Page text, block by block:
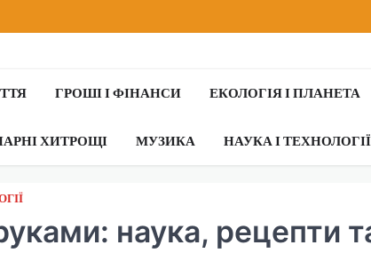
ГРОШІ І ФІНАНСИ ЕКОЛОГІЯ І ПЛАНЕТА
ХИТРОЩІ МУЗИКА НАУКА І ТЕХНОЛОГІЇ
наука, рецепти